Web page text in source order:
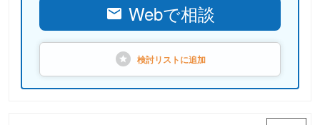
Webで相談
検討リストに追加